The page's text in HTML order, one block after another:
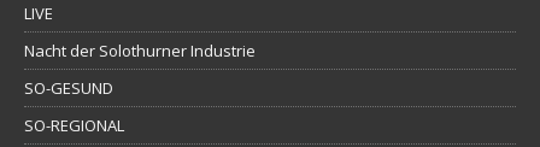
LIVE
Nacht der Solothurner Industrie
SO-GESUND
SO-REGIONAL